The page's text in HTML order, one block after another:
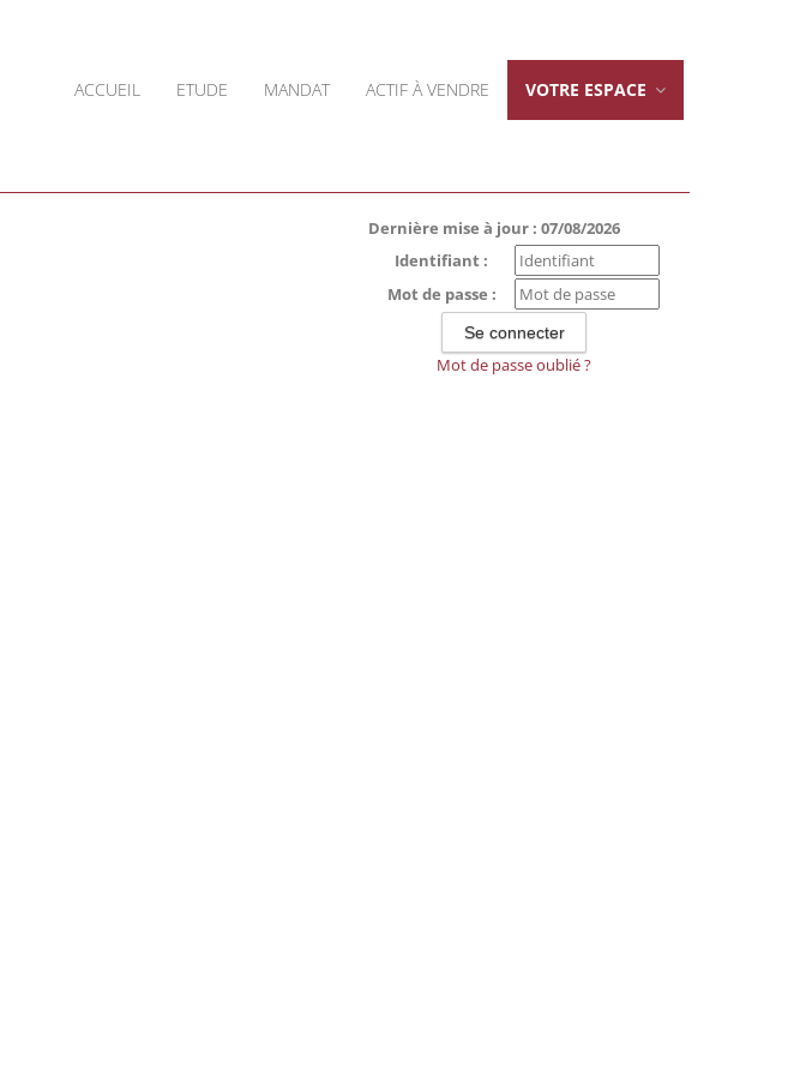
ACCUEIL ETUDE MANDAT ACTIF À VENDRE VOTRE ESPACE
Dernière mise à jour : 07/08/2026
Identifiant :
Mot de passe :
Mot de passe oublié ?